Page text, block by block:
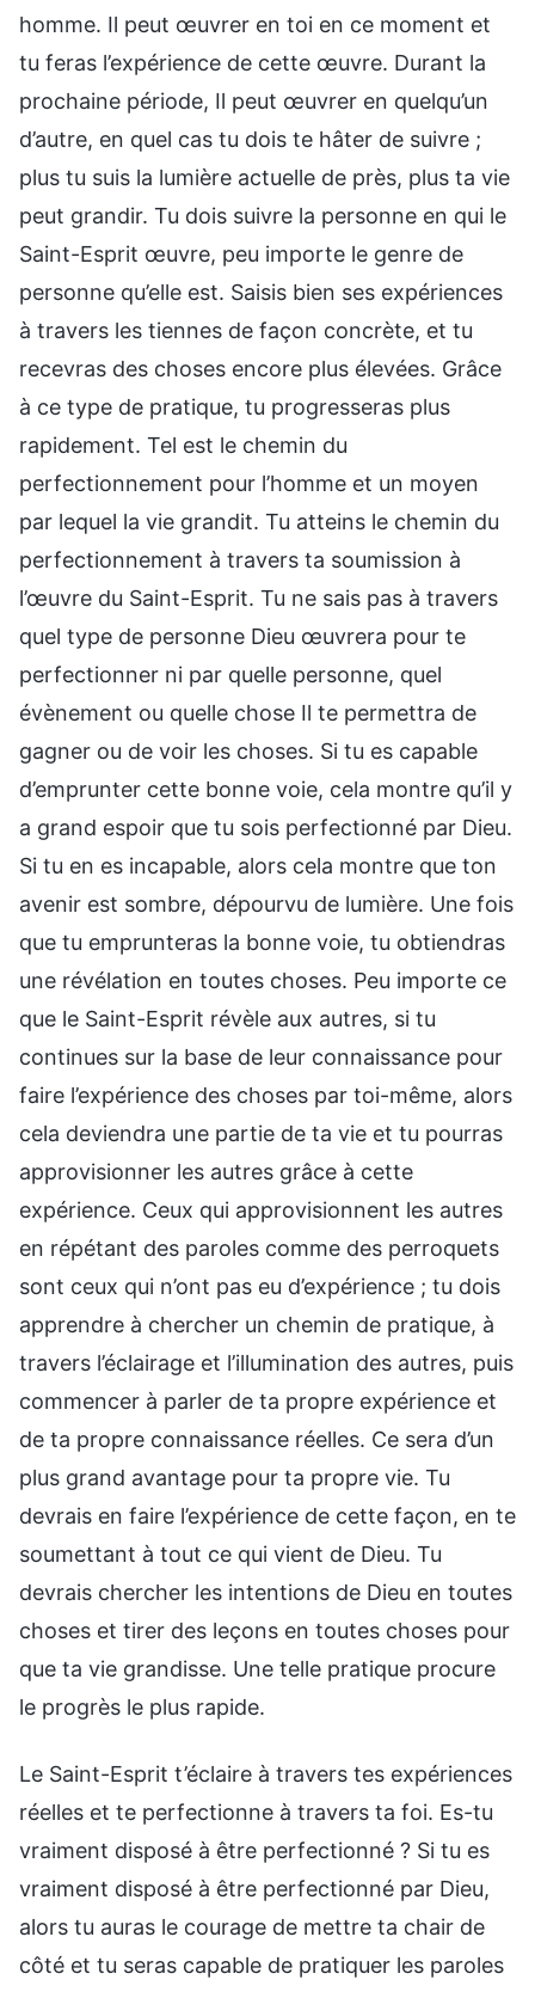
homme. Il peut œuvrer en toi en ce moment et
tu feras l’expérience de cette œuvre. Durant la
prochaine période, Il peut œuvrer en quelqu’un
d’autre, en quel cas tu dois te hâter de suivre ;
plus tu suis la lumière actuelle de près, plus ta vie
peut grandir. Tu dois suivre la personne en qui le
Saint-Esprit œuvre, peu importe le genre de
personne qu’elle est. Saisis bien ses expériences
à travers les tiennes de façon concrète, et tu
recevras des choses encore plus élevées. Grâce
à ce type de pratique, tu progresseras plus
rapidement. Tel est le chemin du
perfectionnement pour l’homme et un moyen
par lequel la vie grandit. Tu atteins le chemin du
perfectionnement à travers ta soumission à
l’œuvre du Saint-Esprit. Tu ne sais pas à travers
quel type de personne Dieu œuvrera pour te
perfectionner ni par quelle personne, quel
évènement ou quelle chose Il te permettra de
gagner ou de voir les choses. Si tu es capable
d’emprunter cette bonne voie, cela montre qu’il y
a grand espoir que tu sois perfectionné par Dieu.
Si tu en es incapable, alors cela montre que ton
avenir est sombre, dépourvu de lumière. Une fois
que tu emprunteras la bonne voie, tu obtiendras
une révélation en toutes choses. Peu importe ce
que le Saint-Esprit révèle aux autres, si tu
continues sur la base de leur connaissance pour
faire l’expérience des choses par toi-même, alors
cela deviendra une partie de ta vie et tu pourras
approvisionner les autres grâce à cette
expérience. Ceux qui approvisionnent les autres
en répétant des paroles comme des perroquets
sont ceux qui n’ont pas eu d’expérience ; tu dois
apprendre à chercher un chemin de pratique, à
travers l’éclairage et l’illumination des autres, puis
commencer à parler de ta propre expérience et
de ta propre connaissance réelles. Ce sera d’un
plus grand avantage pour ta propre vie. Tu
devrais en faire l’expérience de cette façon, en te
soumettant à tout ce qui vient de Dieu. Tu
devrais chercher les intentions de Dieu en toutes
choses et tirer des leçons en toutes choses pour
que ta vie grandisse. Une telle pratique procure
le progrès le plus rapide.
Le Saint-Esprit t’éclaire à travers tes expériences
réelles et te perfectionne à travers ta foi. Es-tu
vraiment disposé à être perfectionné ? Si tu es
vraiment disposé à être perfectionné par Dieu,
alors tu auras le courage de mettre ta chair de
côté et tu seras capable de pratiquer les paroles